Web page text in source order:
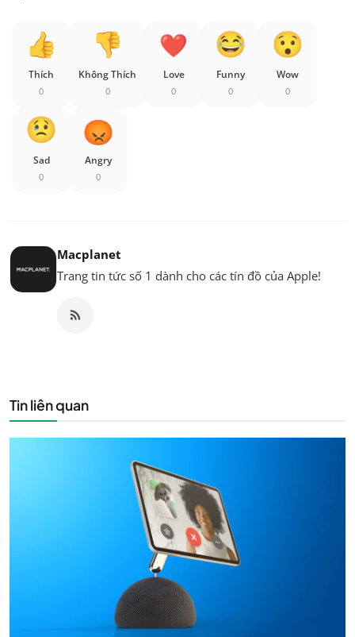
Thích
0
Không Thích
0
Love
0
Funny
0
Wow
0
Sad
0
Angry
0
Macplanet
Trang tin tức số 1 dành cho các tín đồ của Apple!
Tin liên quan